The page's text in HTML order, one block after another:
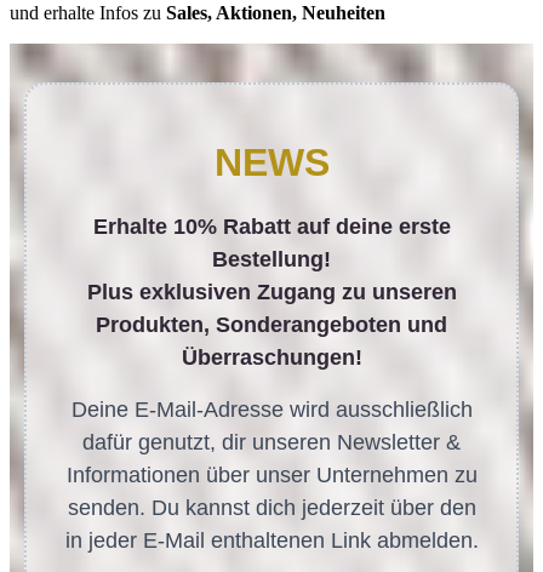
und erhalte Infos zu Sales, Aktionen, Neuheiten
NEWS
Erhalte 10% Rabatt auf deine erste
Bestellung!
Plus exklusiven Zugang zu unseren
Produkten, Sonderangeboten und
Überraschungen!
Deine E-Mail-Adresse wird ausschließlich
dafür genutzt, dir unseren Newsletter &
Informationen über unser Unternehmen zu
senden. Du kannst dich jederzeit über den
in jeder E-Mail enthaltenen Link abmelden.